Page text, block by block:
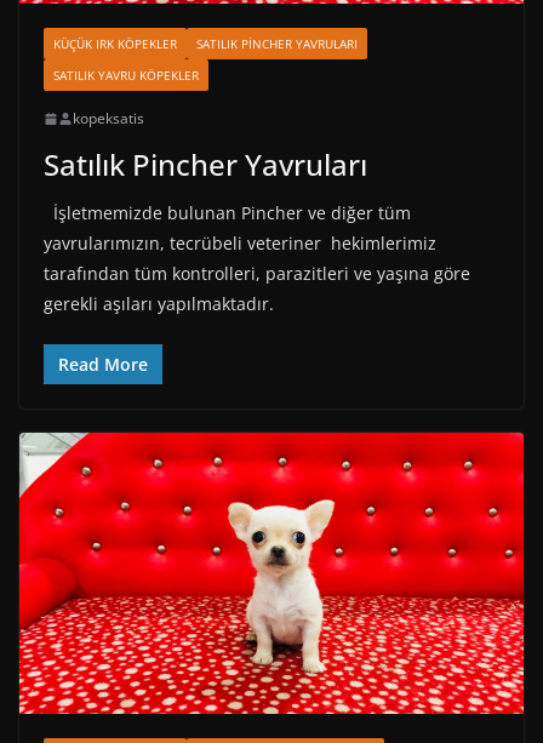
KÜÇÜK IRK KÖPEKLER
SATILIK PINCHER YAVRULARI
SATILIK YAVRU KÖPEKLER
kopeksatis
Satılık Pincher Yavruları
İşletmemizde bulunan Pincher ve diğer tüm
yavrularımızın, tecrübeli veteriner hekimlerimiz
tarafından tüm kontrolleri, parazitleri ve yaşına göre
gerekli aşıları yapılmaktadır.
Read More